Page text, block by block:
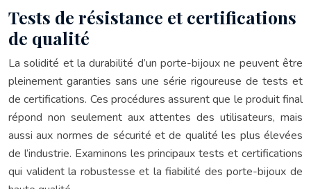
Tests de résistance et certifications
de qualité
La solidité et la durabilité d’un porte-bijoux ne peuvent être
pleinement garanties sans une série rigoureuse de tests et
de certifications. Ces procédures assurent que le produit final
répond non seulement aux attentes des utilisateurs, mais
aussi aux normes de sécurité et de qualité les plus élevées
de l’industrie. Examinons les principaux tests et certifications
qui valident la robustesse et la fiabilité des porte-bijoux de